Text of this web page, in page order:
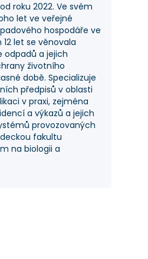
roku 2022. Ve svém
let ve veřejné
hospodáře ve
let se věnovala
a jejich
životního
době. Specializuje
předpisů v oblasti
v praxi, zejména
a výkazů a jejich
provozovaných
fakultu
na biologii a